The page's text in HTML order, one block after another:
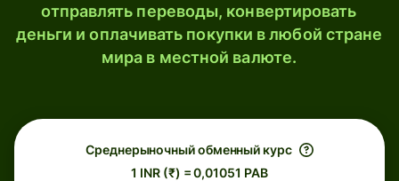
отправлять переводы, конвертировать
деньги и оплачивать покупки в любой стране
мира в местной валюте.
Среднерыночный обменный курс
1 INR (₹) = 0,01051 PAB